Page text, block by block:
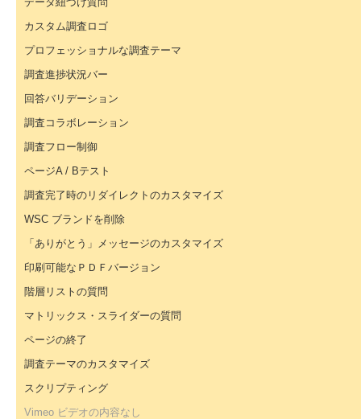
カスタム調査ロゴ
プロフェッショナルな調査テーマ
調査進捗状況バー
回答バリデーション
調査コラボレーション
調査フロー制御
ページA / Bテスト
調査完了時のリダイレクトのカスタマイズ
WSC ブランドを削除
「ありがとう」メッセージのカスタマイズ
印刷可能なＰＤＦバージョン
階層リストの質問
マトリックス・スライダーの質問
ページの終了
調査テーマのカスタマイズ
スクリプティング
Vimeo ビデオの内容なし